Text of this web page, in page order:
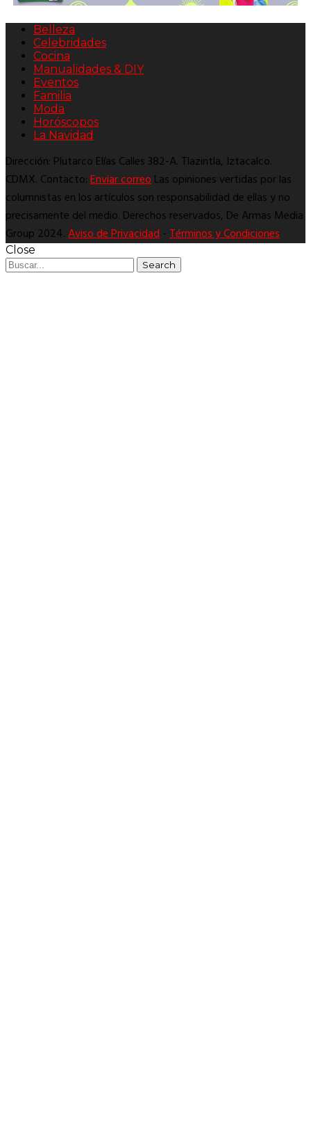
Belleza
Celebridades
Cocina
Manualidades & DIY
Eventos
Familia
Moda
Horóscopos
La Navidad
Dirección: Plutarco Elías Calles 382-A. Tlazintla, Iztacalco.
CDMX. Contacto:Enviar correoLas opiniones vertidas por las
columnistas en los artículos son responsabilidad de ellas y no
precisamente del medio. Derechos reservados, De Armas Media
Group 2024.Aviso de Privacidad-Términos y Condiciones
Close